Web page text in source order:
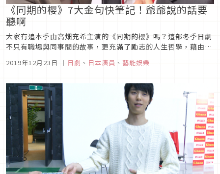
《同期的櫻》7大金句快筆記！爺爺說的話要
聽啊
大家有追本季由高畑充希主演的《同期的櫻》嗎？這部冬季日劇
不只有職場與同事間的故事，更充滿了勵志的人生哲學，藉由櫻
到的事圖片來源在劇中的櫻從第一集開始就對各種看不慣的事情
正因為她這樣「對事不...
2019年12月23日 ｜ 日劇 、 日本演員 、 藝能娛樂